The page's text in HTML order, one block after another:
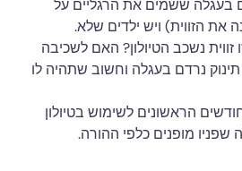
בעגלה ששמים את הרגליים על
את הזווית) ויש ילדים שלא.
זווית נשכב הטיולון? האם לשכיבה
נרדם בעגלה וחשוב שתהיה לו
הראשונים לשימוש בטיולון
שפניו מופנים כלפי ההורה.